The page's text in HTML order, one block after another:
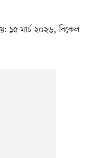
১৫ মার্চ ২০২৬, বিকেল